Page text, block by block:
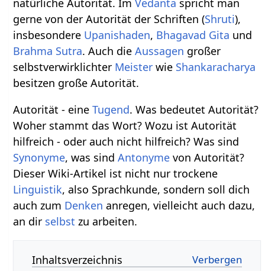
natürliche Autorität. ImVedanta spricht man
gerne von der Autorität der Schriften (Shruti),
insbesondere Upanishaden, Bhagavad Gita und
Brahma Sutra. Auch dieAussagen großer
selbstverwirklichter Meister wie Shankaracharya
besitzen große Autorität.
Autorität - eineTugend. Was bedeutet Autorität?
Woher stammt das Wort? Wozu ist Autorität
hilfreich - oder auch nicht hilfreich? Was sind
Synonyme, was sindAntonyme von Autorität?
Dieser Wiki-Artikel ist nicht nur trockene
Linguistik, also Sprachkunde, sondern soll dich
auch zum Denken anregen, vielleicht auch dazu,
an dir selbst zu arbeiten.
Inhaltsverzeichnis